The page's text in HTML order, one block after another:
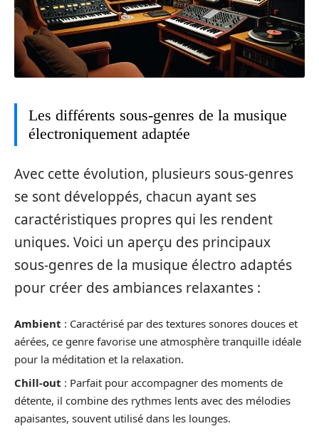
Les différents sous-genres de la musique
électroniquement adaptée
Avec cette évolution, plusieurs sous-genres
se sont développés, chacun ayant ses
caractéristiques propres qui les rendent
uniques. Voici un aperçu des principaux
sous-genres de la musique électro adaptés
pour créer des ambiances relaxantes :
Ambient : Caractérisé par des textures sonores douces et
aérées, ce genre favorise une atmosphère tranquille idéale
pour la méditation et la relaxation.
Chill-out : Parfait pour accompagner des moments de
détente, il combine des rythmes lents avec des mélodies
apaisantes, souvent utilisé dans les lounges.